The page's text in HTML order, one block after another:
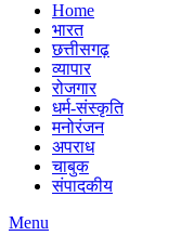
Home
भारत
छत्तीसगढ़
व्यापार
रोजगार
धर्म-संस्कृति
मनोरंजन
अपराध
चाबुक
संपादकीय
Menu